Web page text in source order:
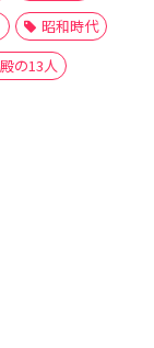
昭和時代
の13人